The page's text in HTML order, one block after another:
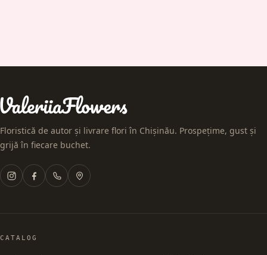
Floristică de autor și livrare flori în Chișinău. Prospețime, gust și
grijă în fiecare buchet.
CATALOG